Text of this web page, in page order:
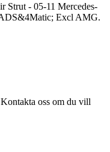
Strut - 05-11 Mercedes-
Excl AMG.
oss om du vill